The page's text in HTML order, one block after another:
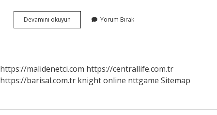
Devamını okuyun
Hangi
Yorum Bırak
https://malidenetci.com https://centrallife.com.tr
https://barisal.com.tr knight online nttgame Sitemap